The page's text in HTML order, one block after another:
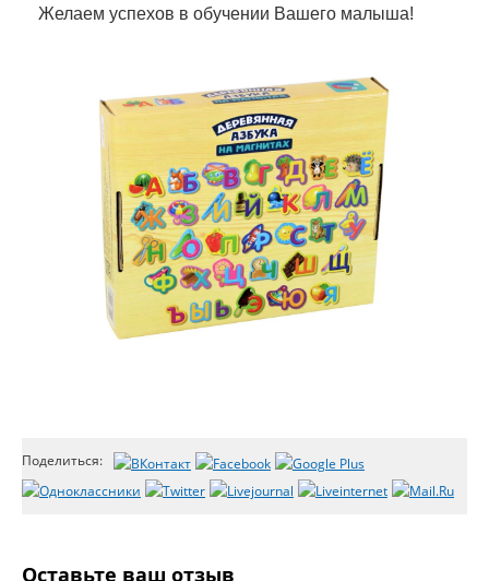
Желаем успехов в обучении Вашего малыша!
Поделиться:
Оставьте ваш отзыв